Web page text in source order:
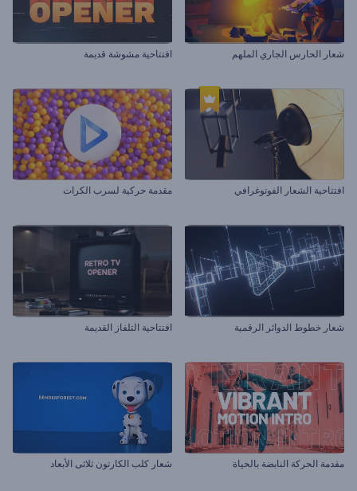
شعار الحارس الجاري الملهم افتتاحية مشوشة قديمة
افتتاحية الشعار الفوتوغرافي مقدمة حركية لسرب الكرات
شعار خطوط الدوائر الرقمية افتتاحية التلفاز القديمة
مقدمة الحركة النابضة بالحياة شعار كلب الكارتون ثلاثى الأبعاد